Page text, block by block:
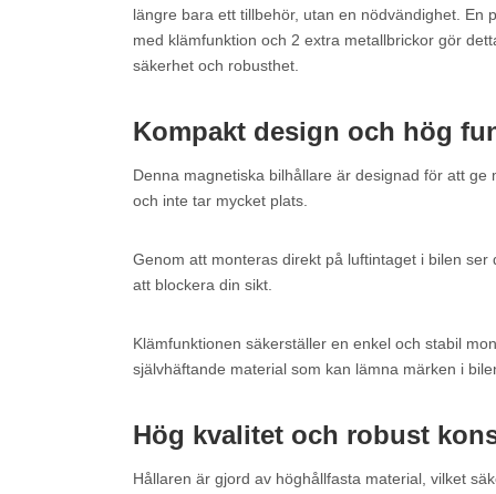
längre bara ett tillbehör, utan en nödvändighet. En
med klämfunktion och 2 extra metallbrickor gör
säkerhet och robusthet.
Kompakt design och hög
Denna magnetiska bilhållare är designad för att
och inte tar mycket plats.
Genom att monteras direkt på luftintaget i bilen
att blockera din sikt.
Klämfunktionen säkerställer en enkel och stabil
självhäftande material som kan lämna märken i
Hög kvalitet och robust
Hållaren är gjord av höghållfasta material, vilket